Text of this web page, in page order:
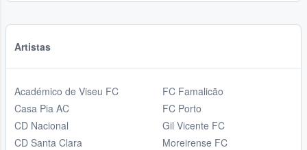
Artistas
Académico de Viseu FC
Casa Pia AC
CD Nacional
CD Santa Clara
FC Famalicão
FC Porto
Gil Vicente FC
Moreirense FC